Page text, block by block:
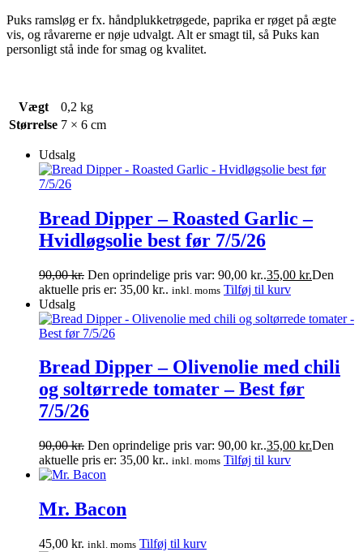
Puks ramsløg er fx. håndplukketrøgede, paprika er røget på ægte
vis, og råvarerne er nøje udvalgt. Alt er smagt til, så Puks kan
personligt stå inde for smag og kvalitet.
Vægt
0,2 kg
Størrelse 7 × 6 cm
Udsalg
Bread Dipper – Roasted Garlic –
Hvidløgsolie best før 7/5/26
90,00kr. Den oprindelige pris var: 90,00 kr..35,00 kr.Den
aktuelle pris er: 35,00 kr.. inkl. moms Tilføj til kurv
Udsalg
Bread Dipper – Olivenolie med chili
og soltørrede tomater – Best før
7/5/26
90,00kr. Den oprindelige pris var: 90,00 kr..35,00 kr.Den
aktuelle pris er: 35,00 kr.. inkl. moms Tilføj til kurv
Mr. Bacon
45,00 kr. inkl. moms Tilføj til kurv